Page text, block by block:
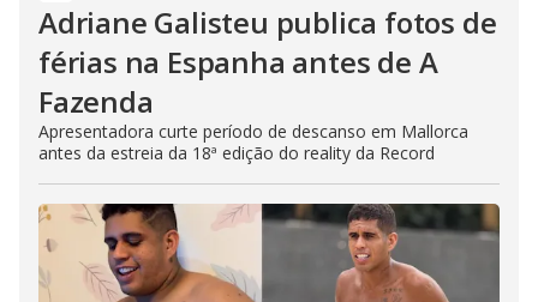
Adriane Galisteu publica fotos de
férias na Espanha antes de A
Fazenda
Apresentadora curte período de descanso em Mallorca
antes da estreia da 18ª edição do reality da Record